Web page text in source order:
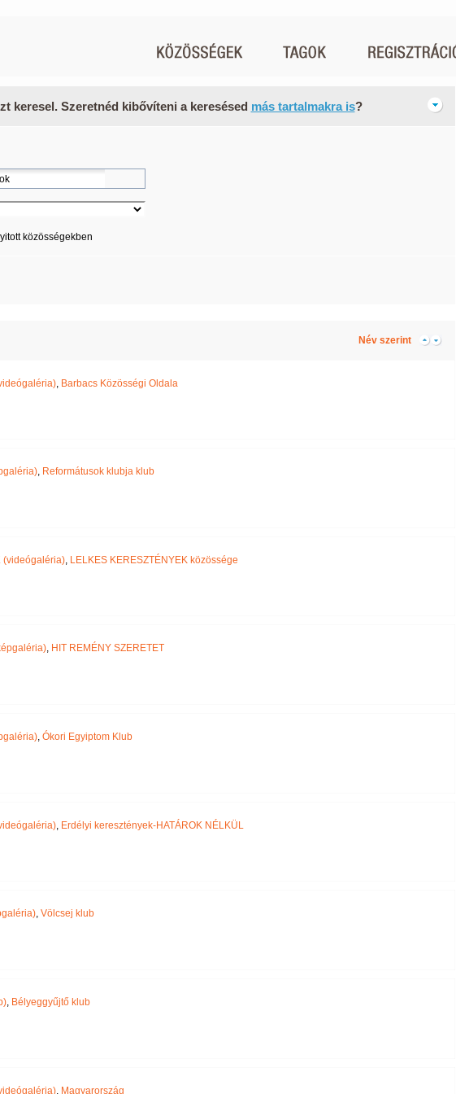
keresel. Szeretnéd kibővíteni a keresésed más tartalmakra is?
közösségekben
Név szerint
, Barbacs Közösségi Oldala
, Reformátusok klubja klub
(videógaléria), LELKES KERESZTÉNYEK közössége
, HIT REMÉNY SZERETET
, Ókori Egyiptom Klub
, Erdélyi keresztények-HATÁROK NÉLKÜL
, Völcsej klub
, Bélyeggyűjtő klub
, Magyarország